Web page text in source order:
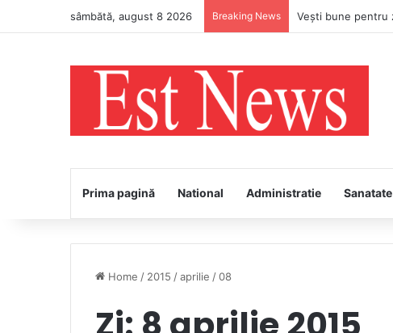
sâmbătă, august 8 2026 Breaking News
Prima pagină National Administratie Sanatate
Home / 2015 /aprilie /08